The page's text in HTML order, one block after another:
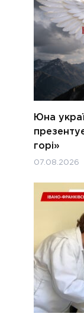
Юна
горі»
07.08.2026